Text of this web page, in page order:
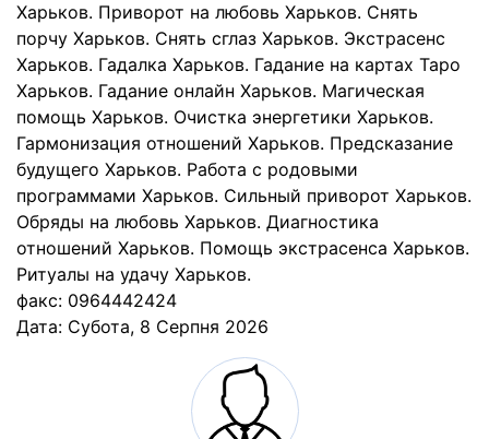
Харьков. Приворот на любовь Харьков. Снять
порчу Харьков. Снять сглаз Харьков. Экстрасенс
Харьков. Гадалка Харьков. Гадание на картах Таро
Харьков. Гадание онлайн Харьков. Магическая
помощь Харьков. Очистка энергетики Харьков.
Гармонизация отношений Харьков. Предсказание
будущего Харьков. Работа с родовыми
программами Харьков. Сильный приворот Харьков.
Обряды на любовь Харьков. Диагностика
отношений Харьков. Помощь экстрасенса Харьков.
Ритуалы на удачу Харьков.
факс: 0964442424
Дата: Субота, 8 Серпня 2026